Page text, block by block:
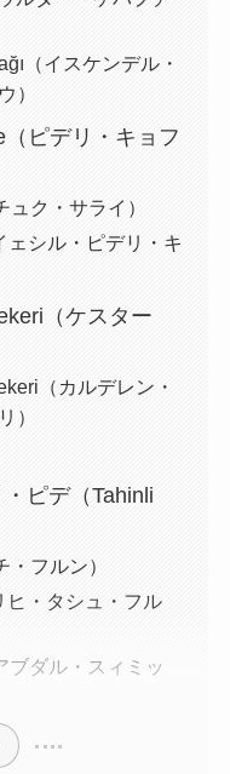
（イスケンデル・
）
ピデリ・キョフ
ク・サライ）
シル・ピデリ・キ
（ケスター
（カルデレン・
）
ピデ（Tahinli
・フルン）
ヒ・タシュ・フル
ブダル・スィミッ